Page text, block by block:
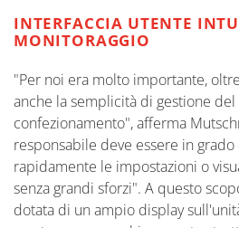
INTERFACCIA UTENTE
MONITORAGGIO
"Per noi era molto importante,
anche la semplicità di gestione del
confezionamento", afferma
responsabile deve essere in
rapidamente le impostazioni o
senza grandi sforzi". A questo
dotata di un ampio display